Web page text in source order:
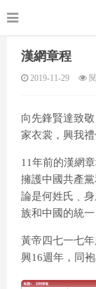
漢網章程
2019-11-29
向先鋒賢達致
家衣裳，興我禮
11年前的漢網
擁護中國共產
論是何姓氏﹑
族和中國的統一
黃帝四七一七
興16週年，同袍